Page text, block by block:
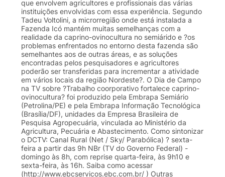
que envolvem agricultores e profissionais das várias
instituições envolvidas com essa experiência. Segundo
Tadeu Voltolini, a microrregião onde está instalada a
Fazenda Icó mantém muitas semelhanças com a
realidade da caprino-ovinocultura no semiárido e ?os
problemas enfrentados no entorno desta fazenda são
semelhantes aos de outras áreas, e as soluções
encontradas pelos pesquisadores e agricultores
poderão ser transferidas para incrementar a atividade
em vários locais da região Nordeste?. O Dia de Campo
na TV sobre ?Trabalho coorporativo fortalece caprino-
ovinocultura? foi produzido pela Embrapa Semiário
(Petrolina/PE) e pela Embrapa Informação Tecnológica
(Brasília/DF), unidades da Empresa Brasileira de
Pesquisa Agropecuária, vinculada ao Ministério da
Agricultura, Pecuária e Abastecimento. Como sintonizar
o DCTV: Canal Rural (Net / Sky/ Parabólica) ? sexta-
feira a partir das 9h NBr (TV do Governo Federal) -
domingo às 8h, com reprise quarta-feira, às 9h10 e
sexta-feira, às 16h. Saiba como acessar
(http://www.ebcservicos.ebc.com.br/ ) Outras